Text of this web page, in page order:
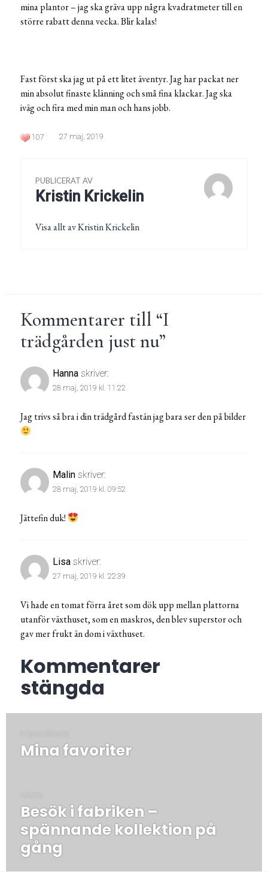
mina plantor – jag ska gräva upp några kvadratmeter till en
större rabatt denna vecka. Blir kalas!
Fast först ska jag ut på ett litet äventyr. Jag har packat ner
min absolut finaste klänning och små fina klackar. Jag ska
iväg och fira med min man och hans jobb.
107 27 maj, 2019
PUBLICERAT AV
Kristin Krickelin
Visa allt av Kristin Krickelin
Kommentarer till “I
trädgården just nu”
Hanna skriver:
28 maj, 2019 kl. 11:22
Jag trivs så bra i din trädgård fastän jag bara ser den på bilder
Malin skriver:
28 maj, 2019 kl. 09:52
Jättefin duk!
Lisa skriver:
27 maj, 2019 kl. 22:39
Vi hade en tomat förra året som dök upp mellan plattorna
utanför växthuset, som en maskros, den blev superstor och
gav mer frukt än dom i växthuset.
Kommentarer
stängda
FÖREGÅENDE
Föregående
Mina favoriter
NÄSTA
Nästa
post:
Besök i fabriken –
spännande kollektion på
gång